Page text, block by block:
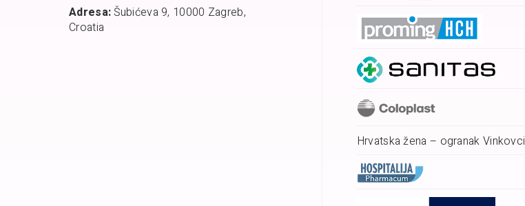
Adresa:Šubićeva 9, 10000 Zagreb,
Croatia
Hrvatska žena – ogranak Vinkovci